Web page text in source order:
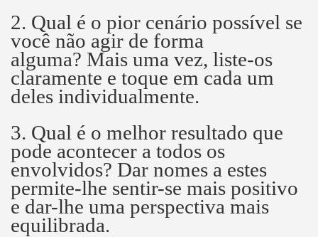
2. Qual é o pior cenário possível se
você não agir de forma
alguma? Mais uma vez, liste-os
claramente e toque em cada um
deles individualmente.
3. Qual é o melhor resultado que
pode acontecer a todos os
envolvidos? Dar nomes a estes
permite-lhe sentir-se mais positivo
e dar-lhe uma perspectiva mais
equilibrada.